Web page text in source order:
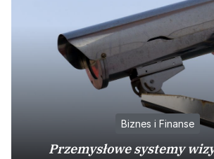
Biznes i Finanse
Przemysłowe systemy